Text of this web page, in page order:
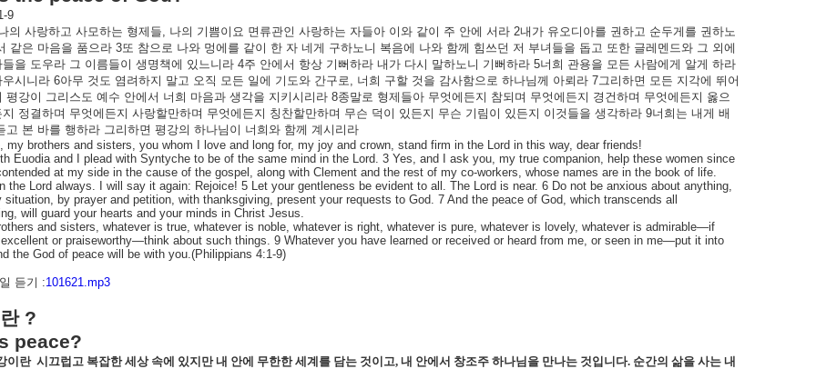
9
의 사랑하고 사모하는 형제들, 나의 기쁨이요 면류관인 사랑하는 자들아 이와 같이 주 안에 서라 2내가 유오디아를 권하고 순두게를 권하노
같은 마음을 품으라 3또 참으로 나와 멍에를 같이 한 자 네게 구하노니 복음에 나와 함께 힘쓰던 저 부녀들을 돕고 또한 글레멘드와 그 외에
들을 도우라 그 이름들이 생명책에 있느니라 4주 안에서 항상 기뻐하라 내가 다시 말하노니 기뻐하라 5너희 관용을 모든 사람에게 알게 하라
우시니라 6아무 것도 염려하지 말고 오직 모든 일에 기도와 간구로, 너희 구할 것을 감사함으로 하나님께 아뢰라 7그리하면 모든 지각에 뛰어
평강이 그리스도 예수 안에서 너희 마음과 생각을 지키시리라 8종말로 형제들아 무엇에든지 참되며 무엇에든지 경건하며 무엇에든지 옳으
정결하며 무엇에든지 사랑할만하며 무엇에든지 칭찬할만하며 무슨 덕이 있든지 무슨 기림이 있든지 이것들을 생각하라 9너희는 내게 배
고 본 바를 행하라 그리하면 평강의 하나님이 너희와 함께 계시리라
my brothers and sisters, you whom I love and long for, my joy and crown, stand firm in the Lord in this way, dear friends!
Euodia and I plead with Syntyche to be of the same mind in the Lord. 3 Yes, and I ask you, my true companion, help these women since
at my side in the cause of the gospel, along with Clement and the rest of my co-workers, whose names are in the book of life.
the Lord always. I will say it again: Rejoice! 5 Let your gentleness be evident to all. The Lord is near. 6 Do not be anxious about anything,
situation, by prayer and petition, with thanksgiving, present your requests to God. 7 And the peace of God, which transcends all
will guard your hearts and your minds in Christ Jesus.
and sisters, whatever is true, whatever is noble, whatever is right, whatever is pure, whatever is lovely, whatever is admirable—if
or praiseworthy—think about such things. 9 Whatever you have learned or received or heard from me, or seen in me—put it into
the God of peace will be with you.(Philippians 4:1-9)
듣기 :101621.mp3
?
peace?
이란 시끄럽고 복잡한 세상 속에 있지만 내 안에 무한한 세계를 담는 것이고, 내 안에서 창조주 하나님을 만나는 것입니다. 순간의 삶을 사는 내